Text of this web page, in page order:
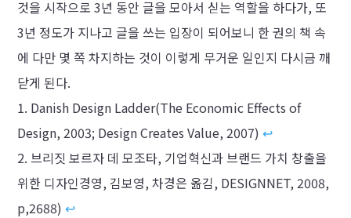
것을 시작으로 3년 동안 글을 모아서 싣는 역할을 하다가, 또
3년 정도가 지나고 글을 쓰는 입장이 되어보니 한 권의 책 속
에 다만 몇 쪽 차지하는 것이 이렇게 무거운 일인지 다시금 깨
닫게 된다.
Danish Design Ladder(The Economic Effects of
Design, 2003; Design Creates Value, 2007) ↩︎
브리짓 보르자 데 모조타, 기업혁신과 브랜드 가치 창출을
위한 디자인경영, 김보영, 차경은 옮김, DESIGNNET, 2008,
p,2688) ↩︎